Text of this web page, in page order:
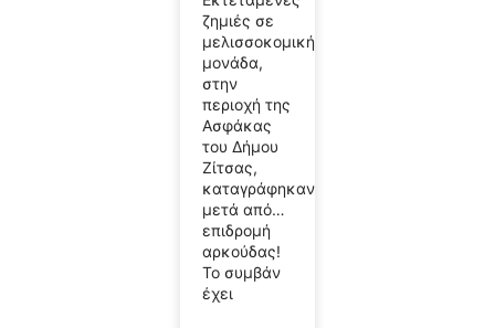
ζημιές σε
μελισσοκομική
μονάδα,
στην
περιοχή της
Ασφάκας
του Δήμου
Ζίτσας,
καταγράφηκαν
μετά από…
επιδρομή
αρκούδας!
Το συμβάν
έχει